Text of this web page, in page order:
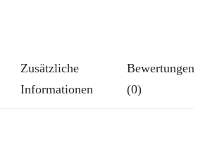
Zusätzliche
Informationen
Bewertungen
(0)